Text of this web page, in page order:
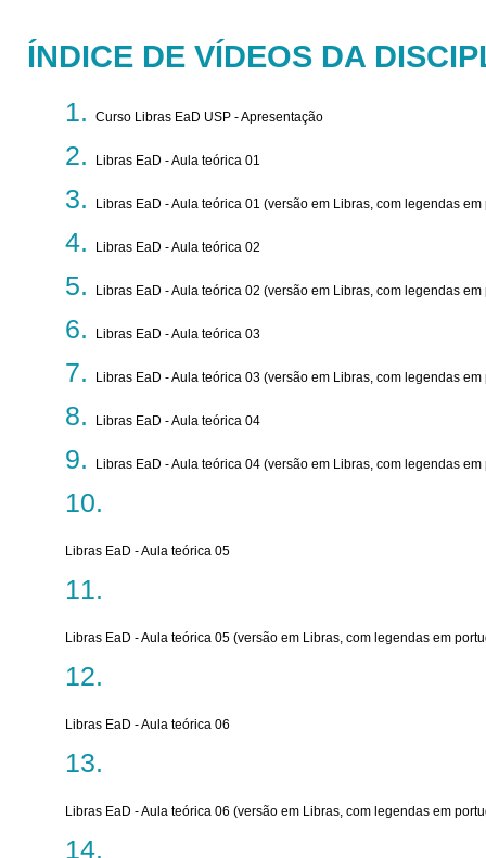
ÍNDICE DE VÍDEOS DA
Curso Libras EaD USP - Apresentação
Libras EaD - Aula teórica 01
Libras EaD - Aula teórica 01 (versão em Libras, com legendas em
Libras EaD - Aula teórica 02
Libras EaD - Aula teórica 02 (versão em Libras, com legendas em
Libras EaD - Aula teórica 03
Libras EaD - Aula teórica 03 (versão em Libras, com legendas em
Libras EaD - Aula teórica 04
Libras EaD - Aula teórica 04 (versão em Libras, com legendas em
Libras EaD - Aula teórica 05
Libras EaD - Aula teórica 05 (versão em Libras, com legendas em
Libras EaD - Aula teórica 06
Libras EaD - Aula teórica 06 (versão em Libras, com legendas em